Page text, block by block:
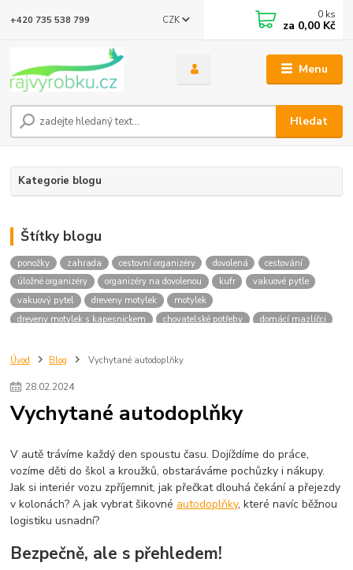
Menu
CZK
Hledat
+420 735 538 799 0 ks
za 0,00 Kč
Kategorie blogu
Štítky blogu
ponožky zahrada cestovní organizéry dovolená
cestování
úložné organizéry
organizéry na dovolenou kufr
vakuové pytle
vakuový pytel
dreveny motylek
motylek
dreveny motylek s kapesnickem
chovatelské potřeby
domácí mazlíčci
oblečení
doplňky dům pomocníci
aqualoon
Úvod Blog Vychytané autodoplňky
28.02.2024
Vychytané autodoplňky
V autě trávíme každý den spoustu času. Dojíždíme do práce,
vozíme děti do škol a kroužků, obstaráváme pochůzky i nákupy.
Jak si interiér vozu zpříjemnit, jak přečkat dlouhá čekání a přejezdy
v kolonách? A jak vybrat šikovné autodoplňky, které navíc běžnou
logistiku usnadní?
Bezpečně, ale s přehledem!